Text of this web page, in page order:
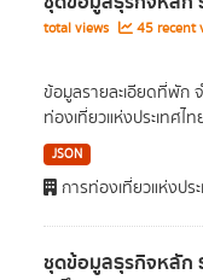
total views
45 recent
ข้อมูลรายละเอียดที่พัก
ท่องเที่ยวแห่งประเทศไท
JSON
การท่องเที่ยวแห่งปร
ชุดข้อมูลธุรกิจหลัก